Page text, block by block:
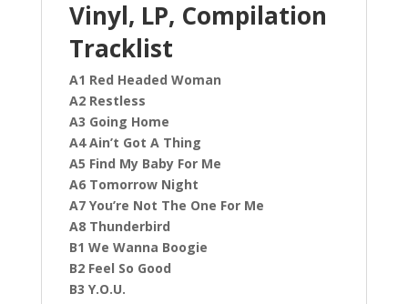
Vinyl, LP, Compilation
Tracklist
A1 Red Headed Woman
A2 Restless
A3 Going Home
A4 Ain’t Got A Thing
A5 Find My Baby For Me
A6 Tomorrow Night
A7 You’re Not The One For Me
A8 Thunderbird
B1 We Wanna Boogie
B2 Feel So Good
B3 Y.O.U.